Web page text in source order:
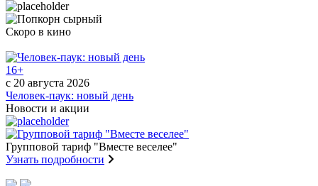
Скоро в кино
16+
с 20 августа 2026
Человек-паук: новый день
Новости и акции
Групповой тариф "Вместе веселее"
Узнать подробности